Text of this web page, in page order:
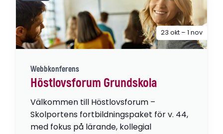
Webbkonferens
Höstlovsforum Grundskola
Välkommen till Höstlovsforum –
Skolportens fortbildningspaket för v. 44,
med fokus på lärande, kollegial
23 okt – 1 nov